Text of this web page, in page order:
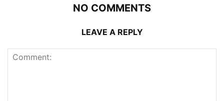
NO COMMENTS
LEAVE A REPLY